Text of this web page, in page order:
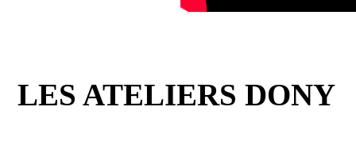
LES ATELIERS DONY